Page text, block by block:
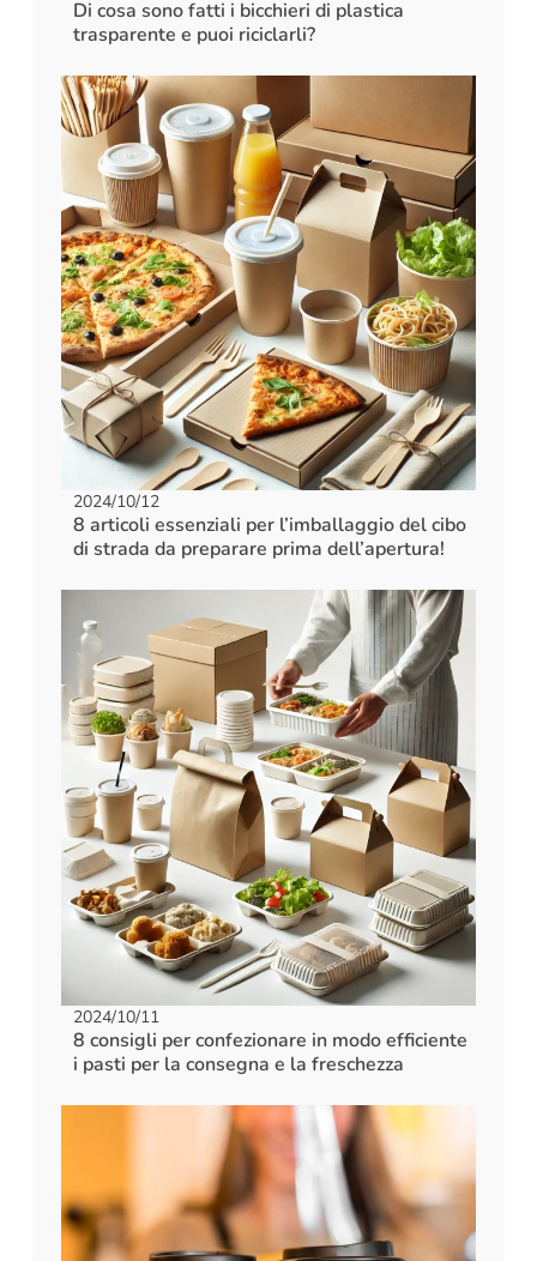
Di cosa sono fatti i bicchieri di plastica
trasparente e puoi riciclarli?
2024/10/12
8 articoli essenziali per l’imballaggio del cibo
di strada da preparare prima dell’apertura!
2024/10/11
8 consigli per confezionare in modo efficiente
i pasti per la consegna e la freschezza